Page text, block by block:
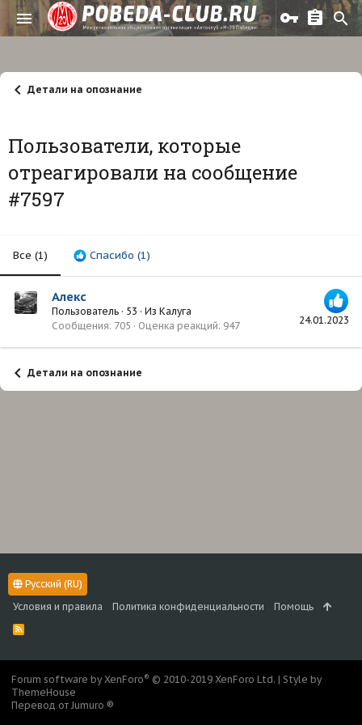
Детали на опознание
Пользователи, которые
отреагировали на сообщение
#7597
Все (1) Спасибо (1)
24.01.2023
Алекс
Пользователь · 53 · Из Калуга
Сообщения 705 Оценка реакций 947
Детали на опознание
Русский (RU)
Условия и правила
Политика конфиденциальности Помощь
R
S
Forum software by XenForo® © 2010-2019 XenForo Ltd. | Style by
ThemeHouse
Перевод от Jumuro ®